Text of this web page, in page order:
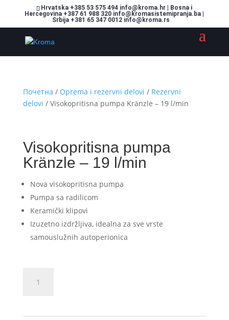
Hrvatska +385 53 575 494 info@kroma.hr | Bosna i
Hercegovina +387 61 988 320 info@kromasistemipranja.ba |
Srbija +381 65 347 0012 info@kroma.rs
Почетна / Oprema i rezervni delovi / Rezervni
delovi / Visokopritisna pumpa Kränzle – 19 l/min
Visokopritisna pumpa
Kränzle – 19 l/min
Nova visokopritisna pumpa
Pumpa sa radilicom
Keramički klipovi
Izuzetno izdržljiva, idealna za sve vrste
samouslužnih autoperionica
pumpa